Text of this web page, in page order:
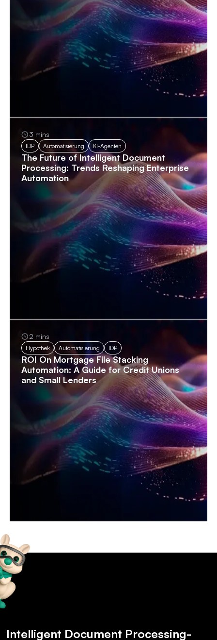
3 mins
IDP Automatisierung KI-Agenten
The Future of Intelligent Document
Processing: Trends Reshaping Enterprise
Automation
2 mins
Hypothek Automatisierung IDP
ROI On Mortgage File Stacking
Automation: A Guide for Credit Unions
and Small Lenders
Intelligent Document Processing-